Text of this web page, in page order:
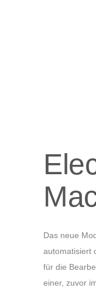
Das neue
automatisiert
für die
einer, zuvor